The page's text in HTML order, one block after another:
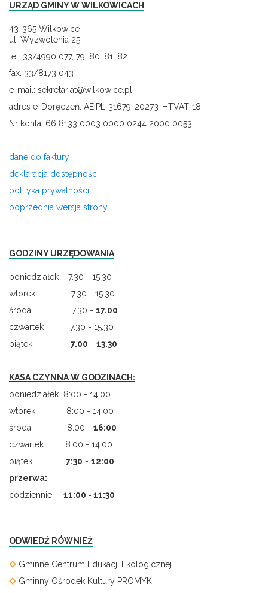
URZĄD GMINY W WILKOWICACH
43-365 Wilkowice
ul. Wyzwolenia 25
tel. 33/4990 077, 79, 80, 81, 82
fax. 33/8173 043
e-mail: sekretariat@wilkowice.pl
adres e-Doręczeń: AE:PL-31679-20273-HTVAT-18
Nr konta: 66 8133 0003 0000 0244 2000 0053
dane do faktury
deklaracja dostępności
polityka prywatności
poprzednia wersja strony
GODZINY URZĘDOWANIA
poniedziałek 7.30 - 15.30
wtorek 7.30 - 15.30
środa 7.30 - 17.00
czwartek 7.30 - 15.30
piątek 7.00 - 13.30
KASA CZYNNA W GODZINACH:
poniedziałek 8:00 - 14:00
wtorek 8:00 - 14:00
środa 8:00 - 16:00
czwartek 8:00 - 14:00
piątek 7:30 - 12:00
przerwa:
codziennie
11:00 - 11:30
ODWIEDŹ RÓWNIEŻ
Gminne Centrum Edukacji Ekologicznej
Gminny Ośrodek Kultury PROMYK